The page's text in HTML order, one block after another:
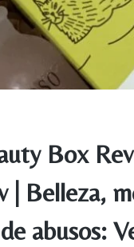
Box
| Belleza,
abusos: